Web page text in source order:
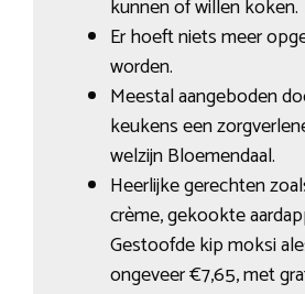
kunnen of willen koken.
Er hoeft niets meer
worden.
Meestal aangeboden
keukens een
welzijn Bloemendaal.
Heerlijke gerechten
crème, gekookte
Gestoofde kip moksi
ongeveer €7,65, met